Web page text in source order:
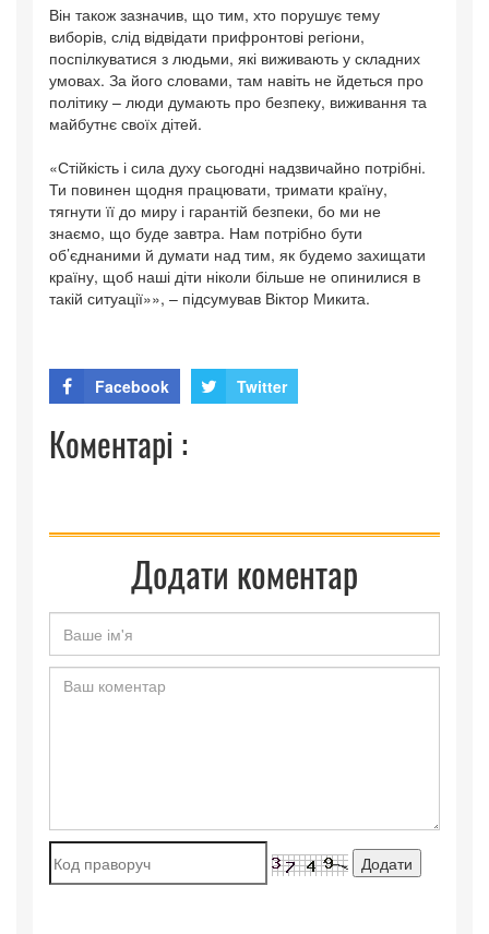
Він також зазначив, що тим, хто порушує тему
виборів, слід відвідати прифронтові регіони,
поспілкуватися з людьми, які виживають у складних
умовах. За його словами, там навіть не йдеться про
політику – люди думають про безпеку, виживання та
майбутнє своїх дітей.
«Стійкість і сила духу сьогодні надзвичайно потрібні.
Ти повинен щодня працювати, тримати країну,
тягнути її до миру і гарантій безпеки, бо ми не
знаємо, що буде завтра. Нам потрібно бути
об’єднаними й думати над тим, як будемо захищати
країну, щоб наші діти ніколи більше не опинилися в
такій ситуації»», – підсумував Віктор Микита.
Facebook Twitter
Коментарі :
Додати коментар